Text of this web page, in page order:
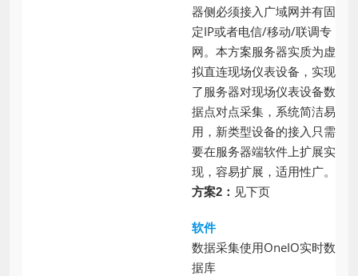
器侧必须接入广域网并有固
定IP或者电信/移动/联调专
网。本方案服务器实质为虚
拟直连现场仪表设备，实现
了服务器对现场仪表设备数
据点对点采集，系统简洁易
用，新类型设备的接入只需
要在服务器端软件上扩展实
现，容易扩展，适用性广。
方案2： 见下页
软件
数据采集使用OneIO实时数
据库